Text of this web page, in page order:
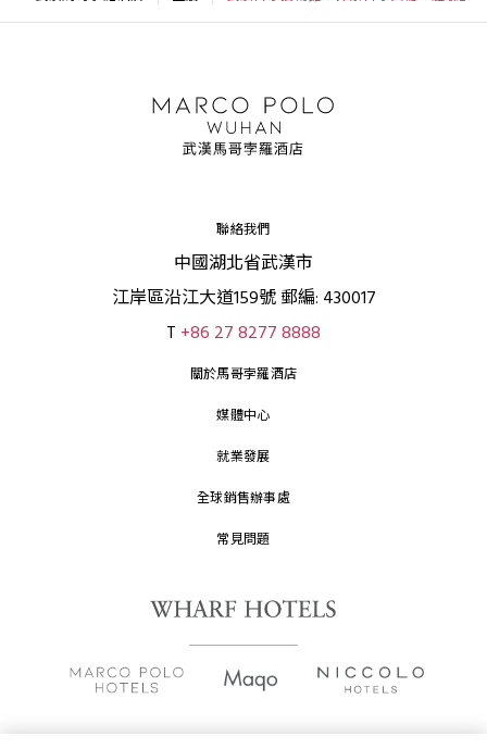
聯絡我們
中國湖北省武漢市
江岸區沿江大道159號 郵編: 430017
T +86 27 8277 8888
關於馬哥孛羅酒店
媒體中心
就業發展
全球銷售辦事處
常見問題